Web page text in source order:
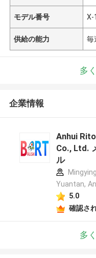
モデル番号 X-
供給の能力 毎
多
企業情報
Anhui
Co., Ltd.
ル
Yuantan,
5.0
確認さ
多